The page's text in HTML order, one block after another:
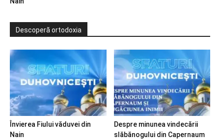
Descoperă ortodoxia
Învierea Fiului văduvei din
Nain
Despre minunea vindecării
slăbănogului din Capernaum